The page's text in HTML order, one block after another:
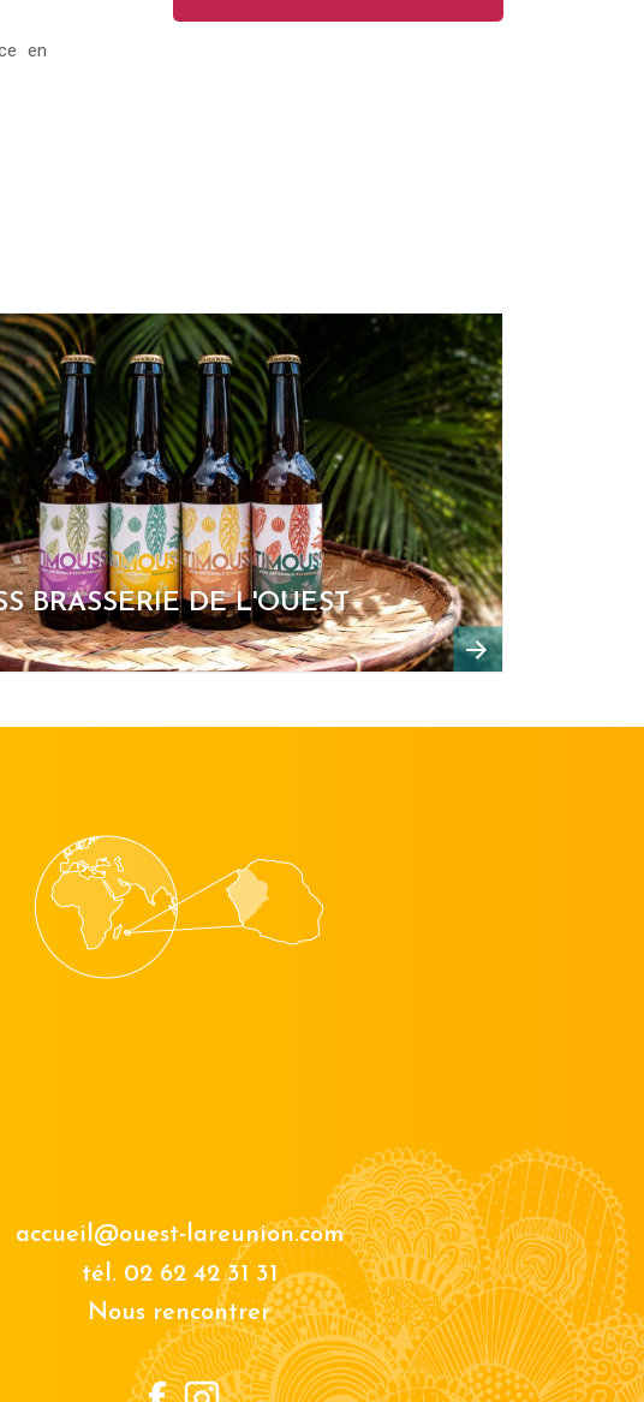
en
BRASSERIE DE L'OUEST
accueil@ouest-lareunion.com
tél. 02 62 42 31 31
Nous rencontrer